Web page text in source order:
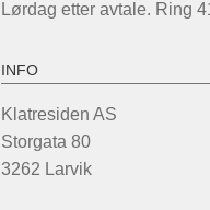
Lørdag etter avtale. Ring
INFO
Klatresiden AS
Storgata 80
3262 Larvik